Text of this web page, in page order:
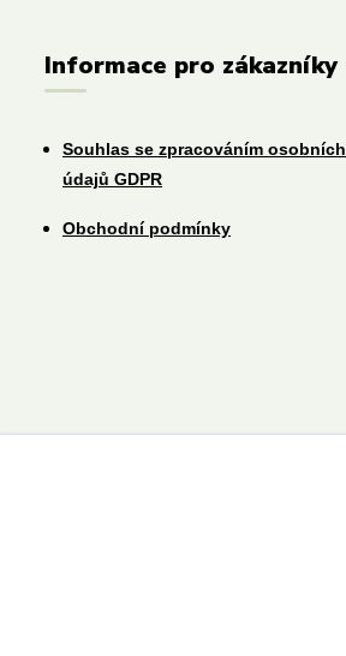
Informace pro zákazníky
Souhlas se zpracováním osobních
údajů GDPR
Obchodní podmínky